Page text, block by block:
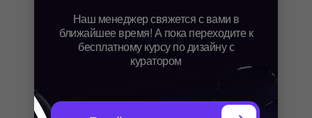
Наш менеджер свяжется с вами в
ближайшее время! А пока переходите к
бесплатному курсу по дизайну с
куратором